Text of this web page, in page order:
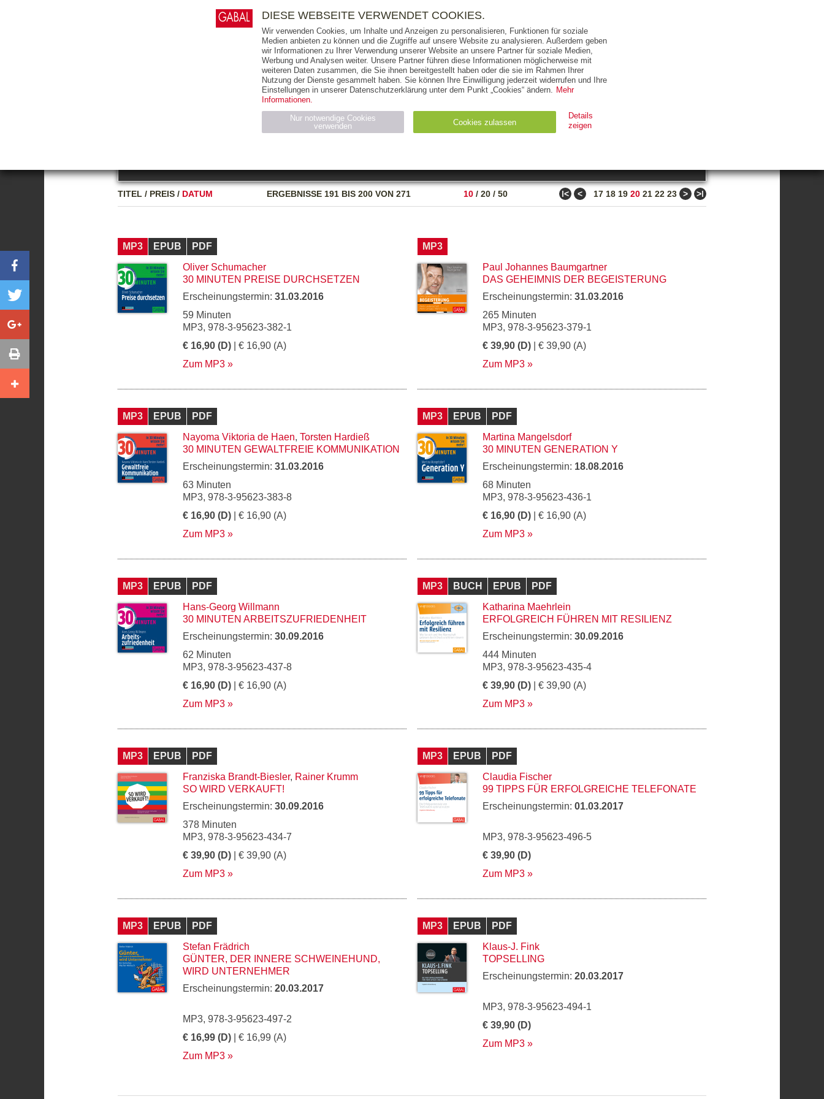
AUSGABEART AUS DER REIHE ZUM THEMA
TITEL / PREIS / DATUM ERGEBNISSE191 BIS 200 VON 271 10 / 20 / 50 ǀ< < 17 18 19 20 21 22 23 > >ǀ
MP3 EPUB
PDF
Oliver Schumacher
30 MINUTEN PREISE DURCHSETZEN
Erscheinungstermin: 31.03.2016
59 Minuten
MP3, 978-3-95623-382-1
€ 16,90 (D) | € 16,90 (A)
Zum MP3
MP3
Paul Johannes Baumgartner
DAS GEHEIMNIS DER BEGEISTERUNG
Erscheinungstermin: 31.03.2016
265 Minuten
MP3, 978-3-95623-379-1
€ 39,90 (D) | € 39,90 (A)
Zum MP3
MP3 EPUB
PDF
Nayoma Viktoria de Haen, Torsten Hardieß
30 MINUTEN GEWALTFREIE KOMMUNIKATION
Erscheinungstermin: 31.03.2016
63 Minuten
MP3, 978-3-95623-383-8
€ 16,90 (D) | € 16,90 (A)
Zum MP3
MP3 EPUB
PDF
Martina Mangelsdorf
30 MINUTEN GENERATION Y
Erscheinungstermin: 18.08.2016
68 Minuten
MP3, 978-3-95623-436-1
€ 16,90 (D) | € 16,90 (A)
Zum MP3
MP3 EPUB
PDF
Hans-Georg Willmann
30 MINUTEN ARBEITSZUFRIEDENHEIT
Erscheinungstermin: 30.09.2016
62 Minuten
MP3, 978-3-95623-437-8
€ 16,90 (D) | € 16,90 (A)
Zum MP3
MP3 BUCH EPUB
PDF
Katharina Maehrlein
ERFOLGREICH FÜHREN MIT RESILIENZ
Erscheinungstermin: 30.09.2016
444 Minuten
MP3, 978-3-95623-435-4
€ 39,90 (D) | € 39,90 (A)
Zum MP3
MP3 EPUB
PDF
Franziska Brandt-Biesler, Rainer Krumm
SO WIRD VERKAUFT!
Erscheinungstermin: 30.09.2016
378 Minuten
MP3, 978-3-95623-434-7
€ 39,90 (D) | € 39,90 (A)
Zum MP3
MP3 EPUB
PDF
Claudia Fischer
99 TIPPS FÜR ERFOLGREICHE TELEFONATE
Erscheinungstermin: 01.03.2017
MP3, 978-3-95623-496-5
€ 39,90 (D)
Zum MP3
MP3 EPUB
PDF
Stefan Frädrich
GÜNTER, DER INNERE SCHWEINEHUND,
WIRD UNTERNEHMER
Erscheinungstermin: 20.03.2017
MP3, 978-3-95623-497-2
€ 16,99 (D) | € 16,99 (A)
Zum MP3
MP3 EPUB
PDF
Klaus-J. Fink
TOPSELLING
Erscheinungstermin: 20.03.2017
MP3, 978-3-95623-494-1
€ 39,90 (D)
Zum MP3
E-BOOKS AUDIO-CDS MP3 NON-BOOKS
THEMEN AUTOREN VERLAG
RIGHTS PRESSE HANDEL FÜR UNTERNEHMEN
DIESE WEBSEITE VERWENDET COOKIES.
Wir verwenden Cookies, um Inhalte und Anzeigen zu personalisieren, Funktionen für soziale
Medien anbieten zu können und die Zugriffe auf unsere Website zu analysieren. Außerdem geben
wir Informationen zu Ihrer Verwendung unserer Website an unsere Partner für soziale Medien,
Werbung und Analysen weiter. Unsere Partner führen diese Informationen möglicherweise mit
weiteren Daten zusammen, die Sie ihnen bereitgestellt haben oder die sie im Rahmen Ihrer
Nutzung der Dienste gesammelt haben. Sie können Ihre Einwilligung jederzeit widerrufen und Ihre
Einstellungen in unserer Datenschutzerklärung unter dem Punkt „Cookies“ ändern. Mehr
Informationen.
Nur notwendige Cookies
verwenden
Cookies zulassen
Details
zeigen
Name Anbieter Zweck Ablauf
Typ
CMS_SESSION_ID
gabal-
Wird für die Speicherung der Benutzer-Session verwendet Session HTTP